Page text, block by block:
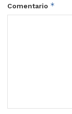
Comentario *